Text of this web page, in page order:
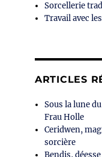
Sorcellerie
Travail avec
ARTICLES
Sous la lune
Frau Holle
Ceridwen,
sorcière